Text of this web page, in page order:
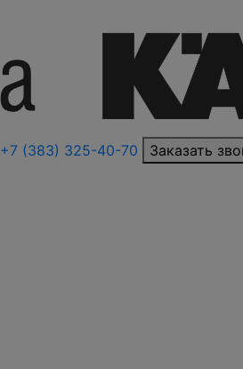
+7 (383) 325-40-70 Заказать